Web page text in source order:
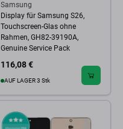
Samsung
Display für Samsung S26,
Touchscreen-Glas ohne
Rahmen, GH82-39190A,
Genuine Service Pack
116,08 €
AUF LAGER 3 Stk